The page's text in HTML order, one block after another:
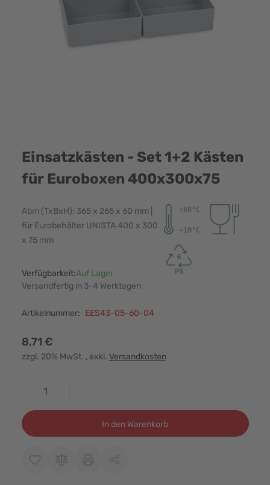
Einsatzkästen - Set 1+2 Kästen
für Euroboxen 400x300x75
Abm (TxBxH): 365 x 265 x 60 mm |
für Eurobehälter UNISTA 400 x 300
x 75 mm
Verfügbarkeit:Auf Lager
Versandfertig in 3-4 Werktagen
Artikelnummer: EES43-05-60-04
8,71 €
zzgl. 20% MwSt. , exkl. Versandkosten
In den Warenkorb